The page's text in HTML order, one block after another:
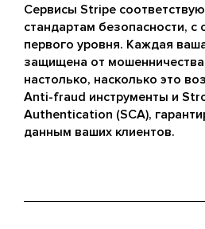
Сервисы Stripe
стандартам безопасности, с
первого уровня. Каждая
защищена от
настолько, насколько это
Anti-fraud инструменты и
Authentication (SCA),
данным ваших клиентов.